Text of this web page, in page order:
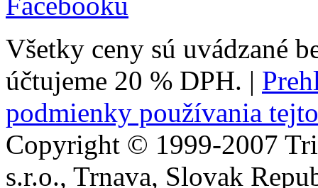
Všetky ceny sú uvádzané
účtujeme 20 % DPH. |
podmienky používania
Copyright © 1999-2007
s.r.o., Trnava, Slovak